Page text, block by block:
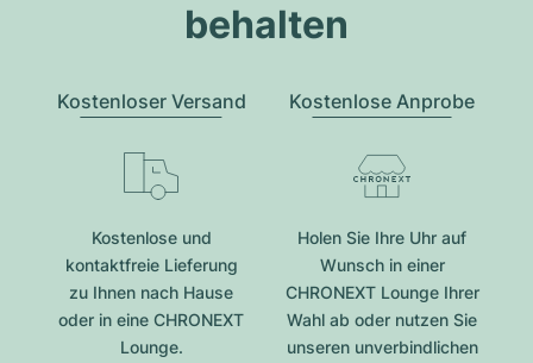
behalten
Kostenloser Versand
Kostenlose und
kontaktfreie Lieferung
zu Ihnen nach Hause
oder in eine CHRONEXT
Lounge.
Kostenlose Anprobe
Holen Sie Ihre Uhr auf
Wunsch in einer
CHRONEXT Lounge Ihrer
Wahl ab oder nutzen Sie
unseren unverbindlichen